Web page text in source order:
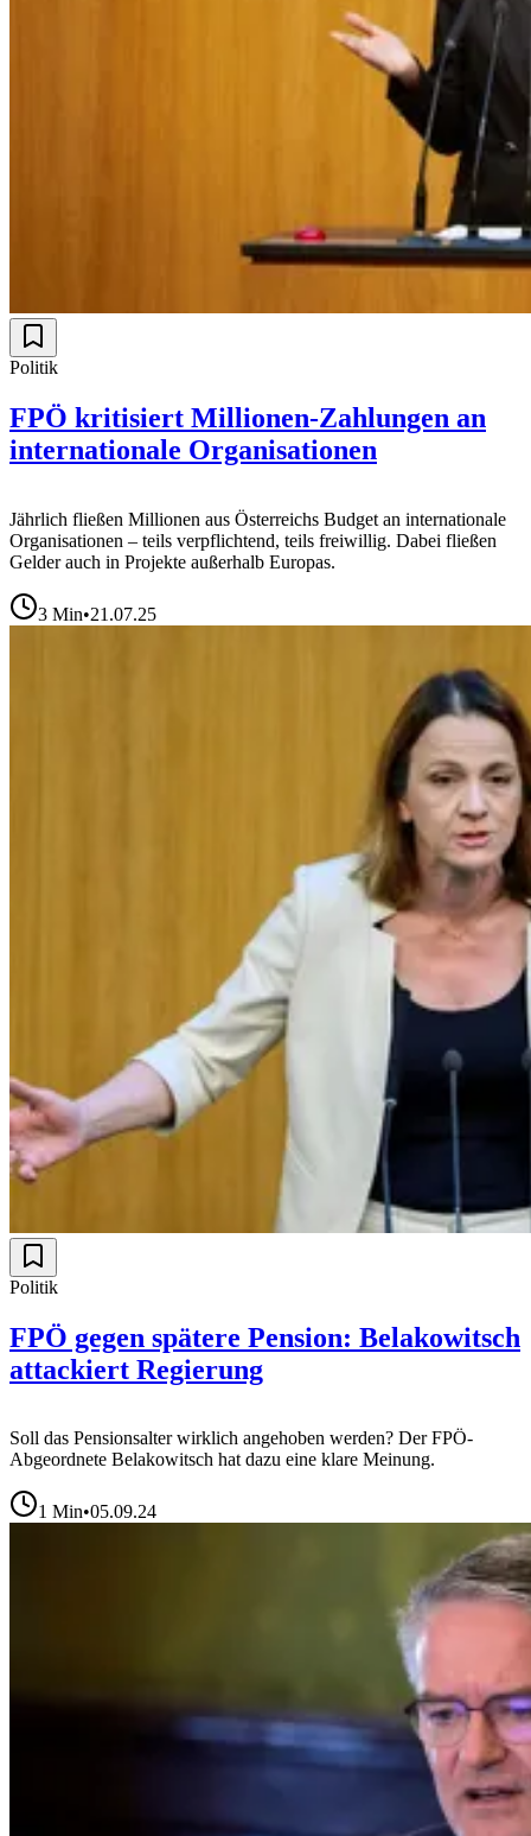
Politik
FPÖ kritisiert Millionen-Zahlungen an
internationale Organisationen
Jährlich fließen Millionen aus Österreichs Budget an internationale
Organisationen – teils verpflichtend, teils freiwillig. Dabei fließen
Gelder auch in Projekte außerhalb Europas.
3 Min•21.07.25
Politik
FPÖ gegen spätere Pension: Belakowitsch
attackiert Regierung
Soll das Pensionsalter wirklich angehoben werden? Der FPÖ-
Abgeordnete Belakowitsch hat dazu eine klare Meinung.
1 Min•05.09.24